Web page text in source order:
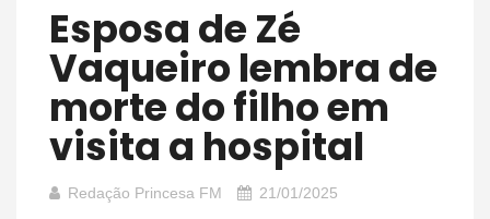
Esposa de Zé
Vaqueiro lembra de
morte do filho em
visita a hospital
Redação Princesa FM 21/01/2025